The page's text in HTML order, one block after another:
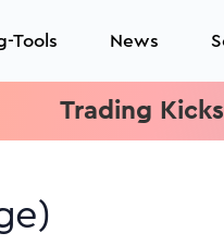
Tools News
Kickstart: